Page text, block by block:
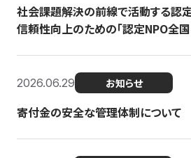
社会課題解決の前線で活動する認
信頼性向上のための「認定NPO全国
2026.06.29 お知らせ
寄付金の安全な管理体制について